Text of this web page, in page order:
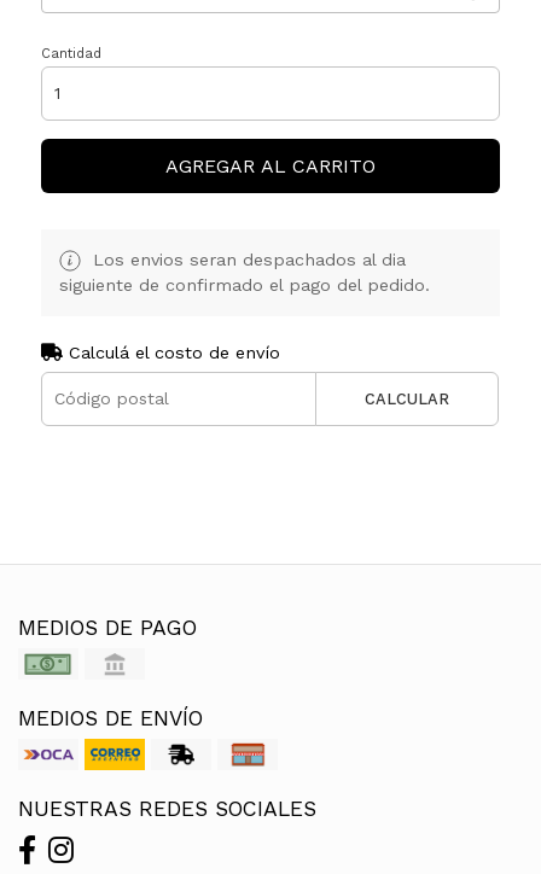
Cantidad
AGREGAR AL CARRITO
Los envios seran despachados al dia
siguiente de confirmado el pago del pedido.
Calculá el costo de envío
CALCULAR
MEDIOS DE PAGO
MEDIOS DE ENVÍO
NUESTRAS REDES SOCIALES